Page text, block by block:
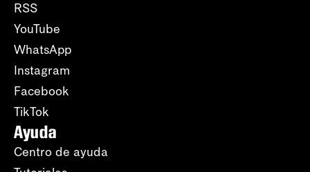
RSS
YouTube
WhatsApp
Instagram
Facebook
TikTok
Ayuda
Centro de ayuda